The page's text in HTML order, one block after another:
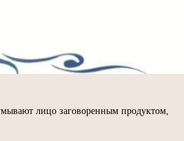
лицо заговоренным продуктом,